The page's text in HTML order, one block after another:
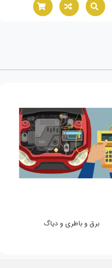
برق و باطری و دیاگ